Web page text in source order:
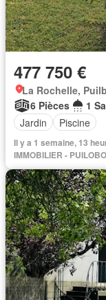
477 750 €
La Rochelle,
6 Pièces
1
Jardin
Piscine
Il y a 1 semaine, 13
IMMOBILIER -